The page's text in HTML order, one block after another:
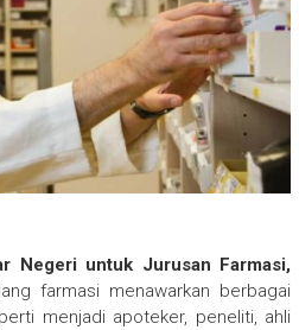
Negeri untuk Jurusan Farmasi,
farmasi menawarkan berbagai
menjadi apoteker, peneliti, ahli